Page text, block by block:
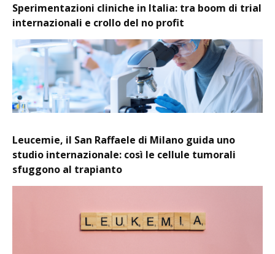
Sperimentazioni cliniche in Italia: tra boom di trial
internazionali e crollo del no profit
Leucemie, il San Raffaele di Milano guida uno
studio internazionale: così le cellule tumorali
sfuggono al trapianto